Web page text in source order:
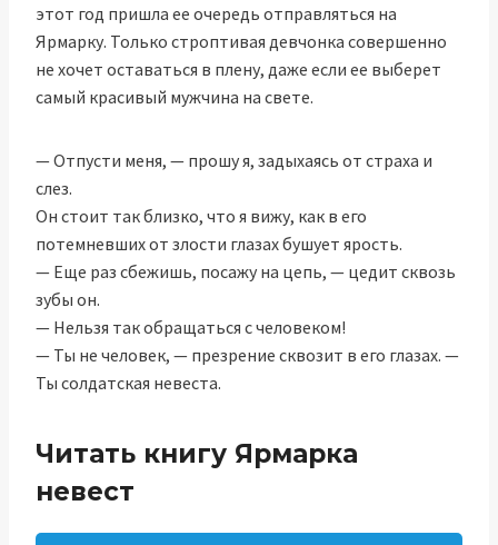
этот год пришла ее очередь отправляться на
Ярмарку. Только строптивая девчонка совершенно
не хочет оставаться в плену, даже если ее выберет
самый красивый мужчина на свете.
— Отпусти меня, — прошу я, задыхаясь от страха и
слез.
Он стоит так близко, что я вижу, как в его
потемневших от злости глазах бушует ярость.
— Еще раз сбежишь, посажу на цепь, — цедит сквозь
зубы он.
— Нельзя так обращаться с человеком!
— Ты не человек, — презрение сквозит в его глазах. —
Ты солдатская невеста.
Читать книгу Ярмарка
невест